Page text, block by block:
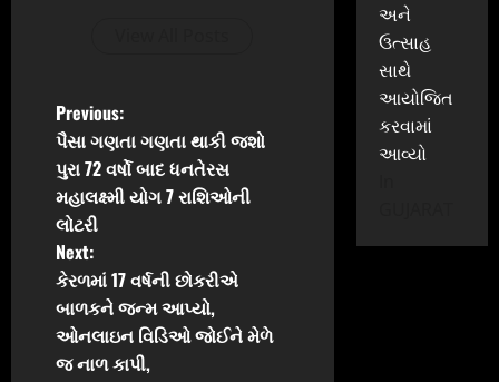
P
o
s
t
n
a
Previous:
પૈસા ગણતા ગણતા થાકી જશો
પુરા 72 વર્ષો બાદ ધનતેરસ
મહાલક્ષ્મી યોગ 7 રાશિઓની
લોટરી
Next:
કેરળમાં 17 વર્ષની છોકરીએ
બાળકને જન્મ આપ્યો,
ઓનલાઇન વિડિઓ જોઈને મેળે
જ નાળ કાપી,
અને
ઉત્સાહ
સાથે
આયોજિત
કરવામાં
આવ્યો